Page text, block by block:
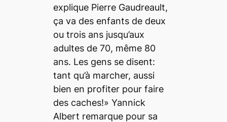
explique Pierre Gaudreault,
ça va des enfants de deux
ou trois ans jusqu’aux
adultes de 70, même 80
ans. Les gens se disent:
tant qu’à marcher, aussi
bien en profiter pour faire
des caches!» Yannick
Albert remarque pour sa